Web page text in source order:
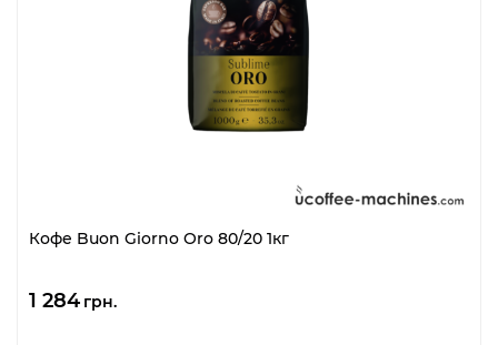
Кофе Buon Giorno Oro 80/20 1кг
1 284 грн.